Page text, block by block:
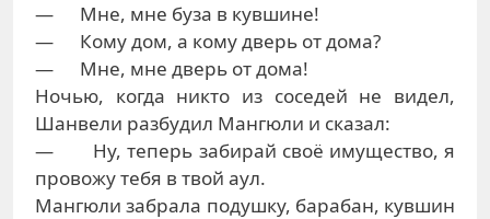
— Мне, мне буза в кувшине!
— Кому дом, а кому дверь от дома?
— Мне, мне дверь от дома!
Ночью, когда никто из соседей не видел,
Шанвели разбудил Мангюли и сказал:
— Ну, теперь забирай своё имущество, я
провожу тебя в твой аул.
Мангюли забрала подушку, барабан, кувшин